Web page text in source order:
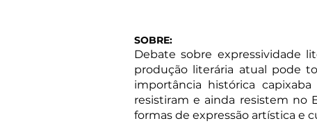
SOBRE:
Debate sobre expressividade
produção literária atual pode
importância histórica
resistiram e ainda resistem no
formas de expressão artística e